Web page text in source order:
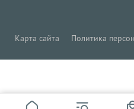
Карта сайта Политика